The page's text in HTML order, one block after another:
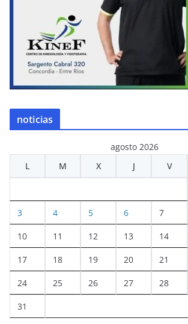
noticias
agosto 2026
L
M X J V
3 4 5 6 7
10 11 12 13 14
17 18 19 20 21
24 25 26 27 28
31